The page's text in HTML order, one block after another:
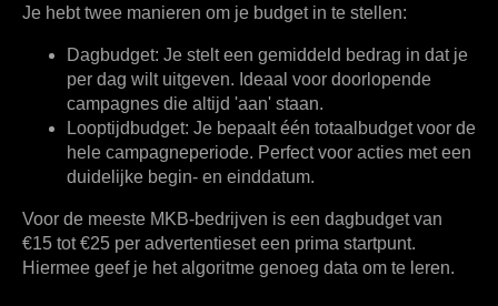
Je hebt twee manieren om je budget in te stellen:
Dagbudget: Je stelt een gemiddeld bedrag in dat je
per dag wilt uitgeven. Ideaal voor doorlopende
campagnes die altijd 'aan' staan.
Looptijdbudget: Je bepaalt één totaalbudget voor de
hele campagneperiode. Perfect voor acties met een
duidelijke begin- en einddatum.
Voor de meeste MKB-bedrijven is een dagbudget van
€15 tot €25 per advertentieset een prima startpunt.
Hiermee geef je het algoritme genoeg data om te leren.